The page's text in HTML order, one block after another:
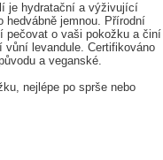
je hydratační a výživující
hedvábně jemnou. Přírodní
pečovat o vaši pokožku a činí
levandule. Certifikováno
a veganské.
nejlépe po sprše nebo